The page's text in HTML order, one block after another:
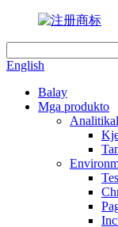
English
Balay
Mga produkto